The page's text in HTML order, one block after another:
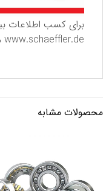
برای كسب اطلاعات
www.schaeffler.de
محصولات مشابه